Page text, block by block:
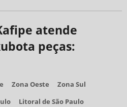
atende
peças:
Zona Oeste
Zona Sul
Litoral de São Paulo